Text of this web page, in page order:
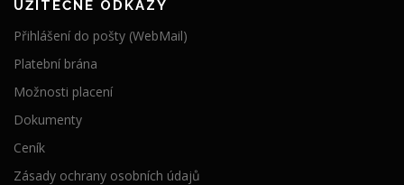
UŽITEČNÉ ODKAZY
Přihlášení do pošty (WebMail)
Platební brána
Možnosti placení
Dokumenty
Ceník
Zásady ochrany osobních údajů